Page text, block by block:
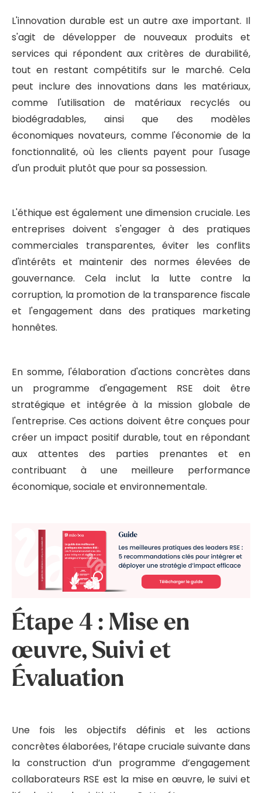
L'innovation durable est un autre axe important. Il
s'agit de développer de nouveaux produits et
services qui répondent aux critères de durabilité,
tout en restant compétitifs sur le marché. Cela
peut inclure des innovations dans les matériaux,
comme l'utilisation de matériaux recyclés ou
biodégradables, ainsi que des modèles
économiques novateurs, comme l'économie de la
fonctionnalité, où les clients payent pour l'usage
d'un produit plutôt que pour sa possession.
L'éthique est également une dimension cruciale. Les
entreprises doivent s'engager à des pratiques
commerciales transparentes, éviter les conflits
d'intérêts et maintenir des normes élevées de
gouvernance. Cela inclut la lutte contre la
corruption, la promotion de la transparence fiscale
et l'engagement dans des pratiques marketing
honnêtes.
En somme, l'élaboration d'actions concrètes dans
un programme d'engagement RSE doit être
stratégique et intégrée à la mission globale de
l'entreprise. Ces actions doivent être conçues pour
créer un impact positif durable, tout en répondant
aux attentes des parties prenantes et en
contribuant à une meilleure performance
économique, sociale et environnementale.
Étape 4 : Mise en
œuvre, Suivi et
Évaluation
Une fois les objectifs définis et les actions
concrètes élaborées, l’étape cruciale suivante dans
la construction d’un programme d’engagement
collaborateurs RSE est la mise en œuvre, le suivi et